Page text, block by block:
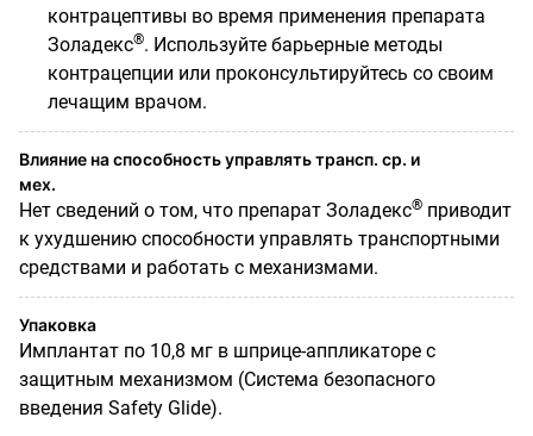
контрацептивы во время применения препарата
Золадекс®. Используйте барьерные методы
контрацепции или проконсультируйтесь со своим
лечащим врачом.
Влияние на способность управлять трансп. ср. и
мех.
Нет сведений о том, что препарат Золадекс® приводит
к ухудшению способности управлять транспортными
средствами и работать с механизмами.
Упаковка
Имплантат по 10,8 мг в шприце-аппликаторе с
защитным механизмом (Система безопасного
введения Safety Glide).